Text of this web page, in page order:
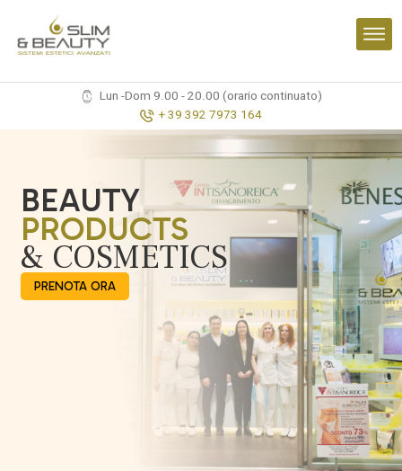
Lun -Dom 9.00 - 20.00 (orario continuato)
+ 39 392 7973 164
BEAUTY
PRODUCTS
& COSMETICS
PRENOTA ORA